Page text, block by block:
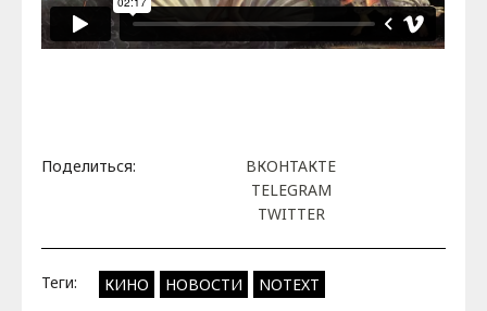
Поделиться:
ВКОНТАКТЕ
TELEGRAM
TWITTER
Теги: КИНО НОВОСТИ NOTEXT